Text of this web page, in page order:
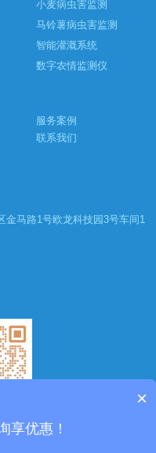
小麦病虫害监测
马铃薯病虫害监测
智能灌溉系统
数字农情监测仪
服务案例
联系我们
金马路1号欧龙科技园3号车间1
×
享优惠！